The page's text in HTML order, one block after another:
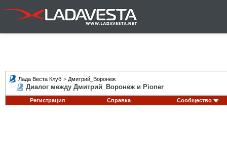
Лада Веста Клуб > Дмитрий_Воронеж
Диалог между Дмитрий_Воронеж и Pioner
Регистрация Справка Сообщество